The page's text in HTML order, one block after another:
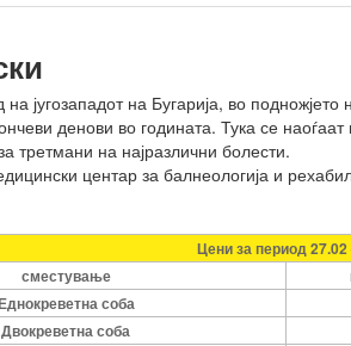
на југозападот на Бугарија, во
денови во годината. Тука се
третмани на најразлични болести.
центар за балнеологија и
Цени за период 27.02
сместување
соба
Двокреветна соба